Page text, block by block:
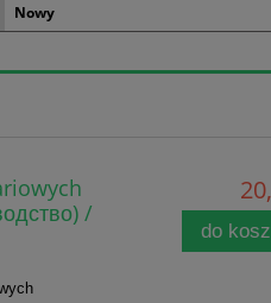
Nowy
/
do